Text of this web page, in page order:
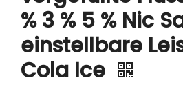
% 3 % 5 % Nic
einstellbare
Cola Ice